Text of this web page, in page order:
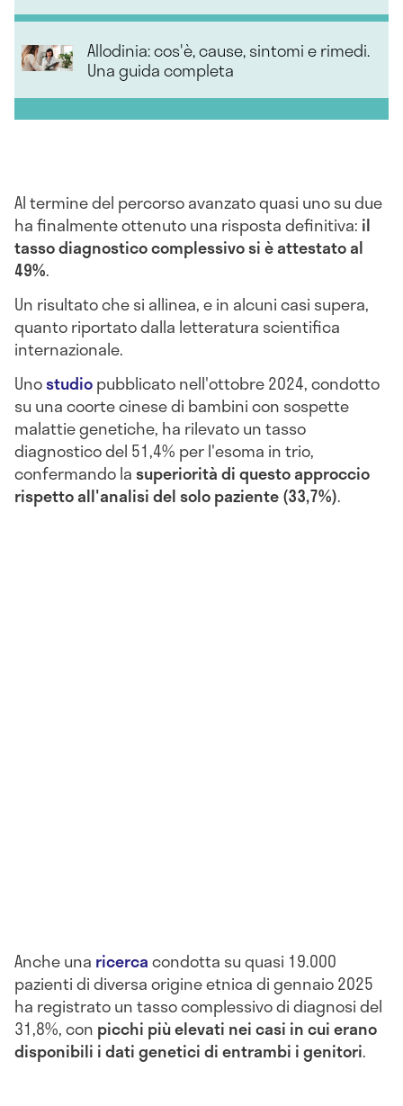
Allodinia: cos'è, cause, sintomi e rimedi.
Una guida completa
Al termine del percorso avanzato quasi uno su due
ha finalmente ottenuto una risposta definitiva: il
tasso diagnostico complessivo si è attestato al
49%.
Un risultato che si allinea, e in alcuni casi supera,
quanto riportato dalla letteratura scientifica
internazionale.
Unostudiopubblicato nell'ottobre 2024, condotto
su una coorte cinese di bambini con sospette
malattie genetiche, ha rilevato un tasso
diagnostico del 51,4% per l'esoma in trio,
confermando lasuperiorità di questo approccio
rispetto all'analisi del solo paziente (33,7%).
Anche una ricercacondotta su quasi 19.000
pazienti di diversa origine etnica di gennaio 2025
ha registrato un tasso complessivo di diagnosi del
31,8%, con picchi più elevati nei casi in cui erano
disponibili i dati genetici di entrambi i genitori.